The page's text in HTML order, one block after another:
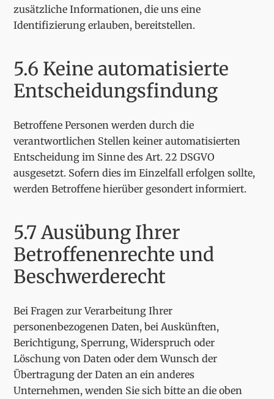
zusätzliche Informationen, die uns eine
Identifizierung erlauben, bereitstellen.
5.6 Keine automatisierte
Entscheidungsfindung
Betroffene Personen werden durch die
verantwortlichen Stellen keiner automatisierten
Entscheidung im Sinne des Art. 22 DSGVO
ausgesetzt. Sofern dies im Einzelfall erfolgen sollte,
werden Betroffene hierüber gesondert informiert.
5.7 Ausübung Ihrer
Betroffenenrechte und
Beschwerderecht
Bei Fragen zur Verarbeitung Ihrer
personenbezogenen Daten, bei Auskünften,
Berichtigung, Sperrung, Widerspruch oder
Löschung von Daten oder dem Wunsch der
Übertragung der Daten an ein anderes
Unternehmen, wenden Sie sich bitte an die oben